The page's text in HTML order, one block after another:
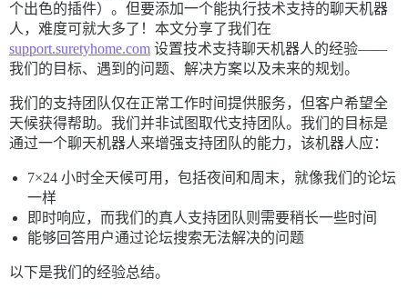
个出色的插件）。但要添加一个能执行技术支持的聊天机器
人，难度可就大多了！本文分享了我们在
support.suretyhome.com 设置技术支持聊天机器人的经验——
我们的目标、遇到的问题、解决方案以及未来的规划。
我们的支持团队仅在正常工作时间提供服务，但客户希望全
天候获得帮助。我们并非试图取代支持团队。我们的目标是
通过一个聊天机器人来增强支持团队的能力，该机器人应：
7×24 小时全天候可用，包括夜间和周末，就像我们的论坛
一样
即时响应，而我们的真人支持团队则需要稍长一些时间
能够回答用户通过论坛搜索无法解决的问题
以下是我们的经验总结。